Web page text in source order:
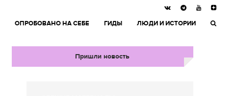
ОПРОБОВАНО НА СЕБЕ ГИДЫ ЛЮДИ И ИСТОРИИ
Пришли новость